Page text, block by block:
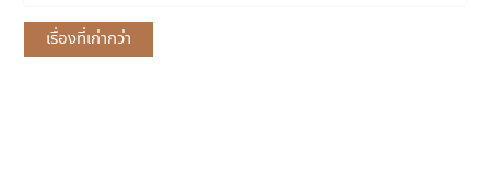
แนะแนว
เรื่อง
เรื่องที่เก่ากว่า